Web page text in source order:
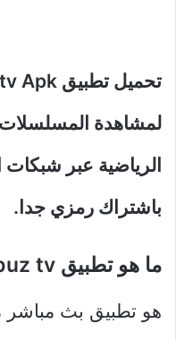
لمشاهدة المسلسلات
الرياضية عبر شبكات
باشتراك رمزي جدا.
ما هو تطبيق buz tv؟
هو تطبيق بث مباشر